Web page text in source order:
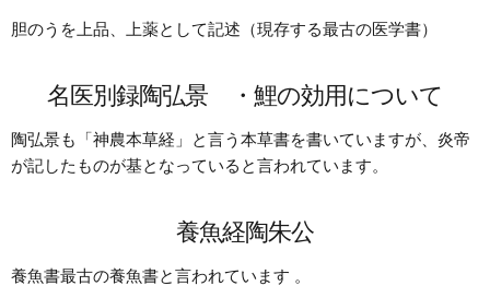
胆のうを上品、上薬として記述（現存する最古の医学書）
名医別録陶弘景 ・鯉の効用について
陶弘景も「神農本草経」と言う本草書を書いていますが、炎帝
が記したものが基となっていると言われています。
養魚経陶朱公
養魚書最古の養魚書と言われています 。